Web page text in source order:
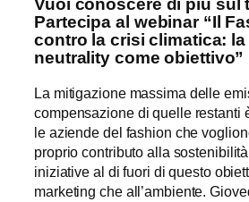
Partecipa al webinar “Il
contro la crisi climatica:
neutrality come obiettivo”
La mitigazione massima delle
compensazione di quelle restanti
le aziende del fashion che
proprio contributo alla
iniziative al di fuori di questo
marketing che all’ambiente.